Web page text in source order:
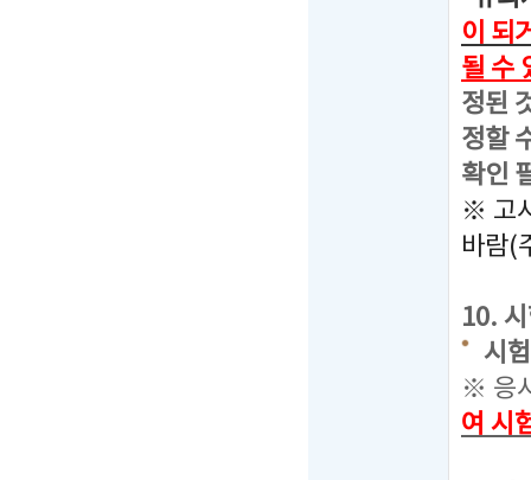
이 되
될 수
정된
정할
확인
※ 고
바람(
10.
시
※ 응
여 시